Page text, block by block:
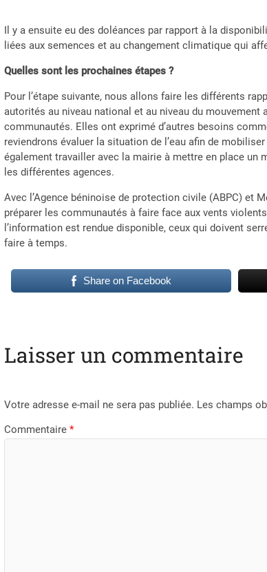
Il y a ensuite eu des doléances par rapport à la
liées aux semences et au changement climatique qui
Quelles sont les prochaines étapes ?
Pour l’étape suivante, nous allons faire les différents
autorités au niveau national et au niveau du mouvement
communautés. Elles ont exprimé d’autres besoins
reviendrons évaluer la situation de l’eau afin de
également travailler avec la mairie à mettre en place un
les différentes agences.
Avec l’Agence béninoise de protection civile (ABPC) et
préparer les communautés à faire face aux vents
l’information est rendue disponible, ceux qui doivent
faire à temps.
Share on Facebook
Laisser un commentaire
Votre adresse e-mail ne sera pas publiée. Les champs
Commentaire*